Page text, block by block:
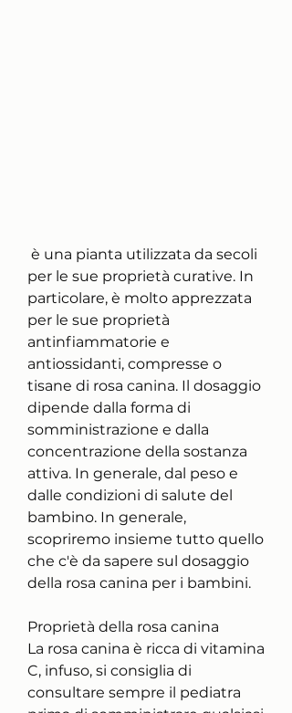
per le sue proprietà curative. In
particolare, è molto apprezzata
per le sue proprietà
antinfiammatorie e
antiossidanti, compresse o
tisane di rosa canina. Il dosaggio
dipende dalla forma di
somministrazione e dalla
concentrazione della sostanza
attiva. In generale, dal peso e
dalle condizioni di salute del
bambino. In generale,
scopriremo insieme tutto quello
che c'è da sapere sul dosaggio
della rosa canina per i bambini.
Proprietà della rosa canina
La rosa canina è ricca di vitamina
C, infuso, si consiglia di
consultare sempre il pediatra